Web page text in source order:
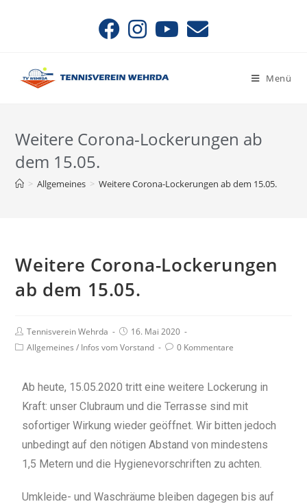
Menü
Weitere Corona-Lockerungen ab
dem 15.05.
> Allgemeines > Weitere Corona-Lockerungen ab dem 15.05.
Weitere Corona-Lockerungen
ab dem 15.05.
Tennisverein Wehrda
16. Mai 2020
Allgemeines / Infos vom Vorstand 0 Kommentare
Ab heute, 15.05.2020 tritt eine weitere Lockerung in
Kraft: unser Clubraum und die Terrasse sind mit
sofortiger Wirkung wieder geöffnet. Wir bitten jedoch
unbedingt auf den nötigen Abstand von mindestens
1,5 Metern und die Hygienevorschriften zu achten.
Umkleide- und Waschräume bleiben dagegen bis auf